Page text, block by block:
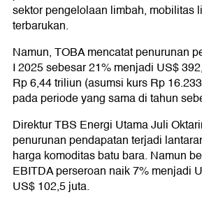
sektor pengelolaan limbah, mobilitas
terbarukan.
Namun, TOBA mencatat penurunan
I 2025 sebesar 21% menjadi US$
Rp 6,44 triliun (asumsi kurs Rp
pada periode yang sama di tahun
Direktur TBS Energi Utama Juli
penurunan pendapatan terjadi
harga komoditas batu bara. Namun
EBITDA perseroan naik 7% menjadi
US$ 102,5 juta.